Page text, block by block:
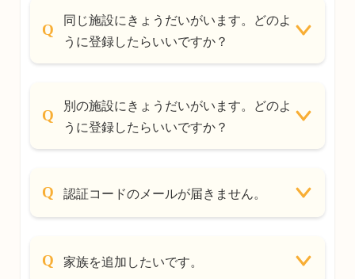
同じ施設にきょうだいがいます。どのよ
うに登録したらいいですか？
別の施設にきょうだいがいます。どのよ
うに登録したらいいですか？
認証コードのメールが届きません。
家族を追加したいです。